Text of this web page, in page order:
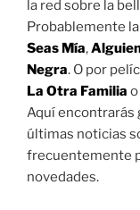
la red sobre la
Probablemente
Seas Mía,
Negra. O por
La Otra Familia
Aquí encontrarás
últimas noticias
frecuentemente
novedades.